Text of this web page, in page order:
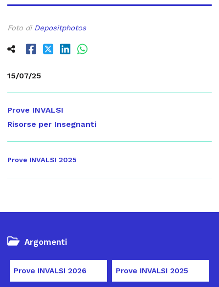
15/07/25
Prove INVALSI
Risorse per Insegnanti
Prove INVALSI 2025
Foto di Depositphotos
Argomenti
Prove INVALSI 2026 Prove INVALSI 2025